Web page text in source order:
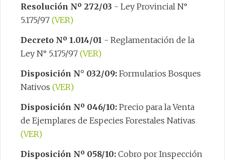
Resolución Nº 272/03 - Ley Provincial N°
5.175/97 (VER)
Decreto Nº 1.014/01 - Reglamentación de la
Ley N° 5.175/97 (VER)
Disposición N° 032/09: Formularios Bosques
Nativos (VER)
Disposición Nº 046/10: Precio para la Venta
de Ejemplares de Especies Forestales Nativas
(VER)
Disposición Nº 058/10: Cobro por Inspección